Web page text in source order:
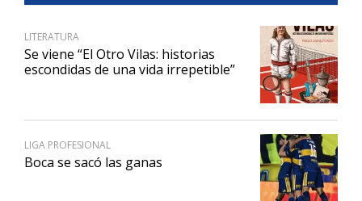
LITERATURA
Se viene “El Otro Vilas: historias
escondidas de una vida irrepetible”
LIGA PROFESIONAL
Boca se sacó las ganas